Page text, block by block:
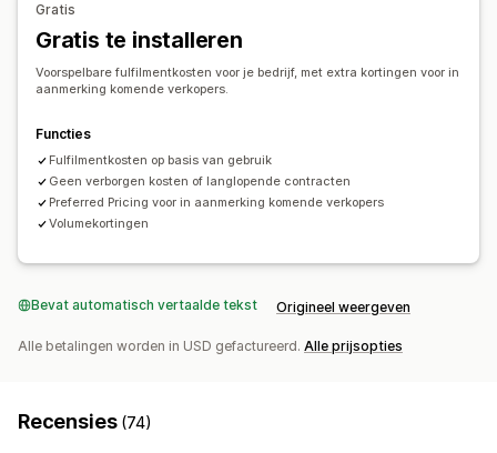
Gratis
Gratis te installeren
Voorspelbare fulfilmentkosten voor je bedrijf, met extra kortingen voor in
aanmerking komende verkopers.
Functies
Fulfilmentkosten op basis van gebruik
Geen verborgen kosten of langlopende contracten
Preferred Pricing voor in aanmerking komende verkopers
Volumekortingen
Bevat automatisch vertaalde tekst Origineel weergeven
Alle betalingen worden in USD gefactureerd. Alle prijsopties
Recensies (74)